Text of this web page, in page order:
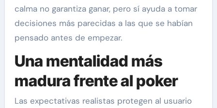
calma no garantiza ganar, pero sí ayuda a tomar
decisiones más parecidas a las que se habían
pensado antes de empezar.
Una mentalidad más
madura frente al poker
Las expectativas realistas protegen al usuario